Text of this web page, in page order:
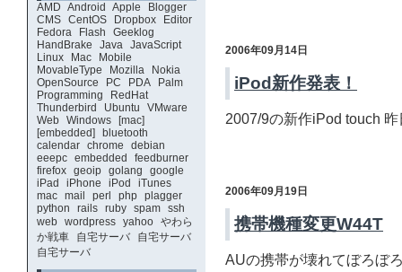
2006年09月14日
iPod新作発表！
2007/9の新作iPod touch
2006年09月19日
携帯機種変更W44T
AUの携帯が壊れてぼろぼ
AMD Android Apple
Blogger
CMS CentOS Dropbox
Editor
Fedora
Flash
Geeklog
HandBrake
Java JavaScript
Linux
Mac
Mobile
MovableType
Mozilla
Nokia
OpenSource
PC PDA
Palm
Programming
RedHat
Thunderbird
Ubuntu
VMware
Web Windows
[mac]
[embedded]
bluetooth
calendar chrome
debian
eeepc embedded
feedburner
firefox geoip golang
google
iPad
iPhone iPod
iTunes
mac mail perl php plagger
python
rails ruby spam ssh
web wordpress yahoo やわら
か戦車
自宅サーバ
自宅サーバ
自宅サーバ